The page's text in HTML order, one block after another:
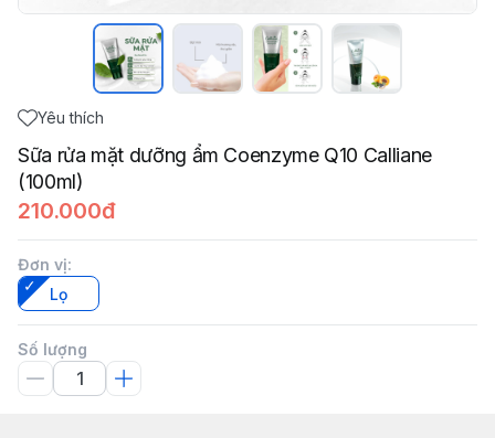
Yêu thích
Sữa rửa mặt dưỡng ẩm Coenzyme Q10 Calliane
(100ml)
210.000đ
Đơn vị:
Lọ
Số lượng